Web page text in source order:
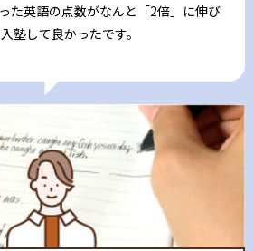
た英語の点数がなんと「2倍」に伸び
塾して良かったです。